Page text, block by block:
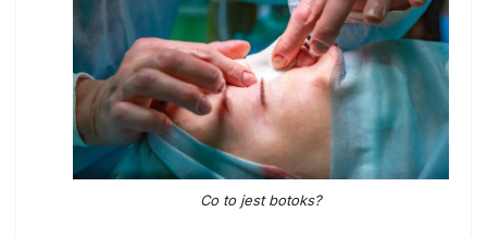
Co to jest botoks?